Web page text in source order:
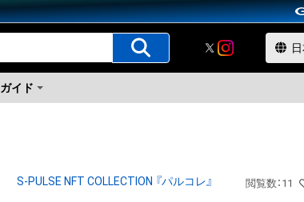
ガイド
S-PULSE NFT COLLECTION 『パルコレ』 閲覧数 ： 11